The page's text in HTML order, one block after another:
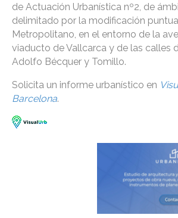
de Actuación Urbanística nº2, de
delimitado por la modificación
Metropolitano, en el entorno de la
viaducto de Vallcarca y de las calles
Adolfo Bécquer y Tomillo.
Solicita un informe urbanístico en
Barcelona.